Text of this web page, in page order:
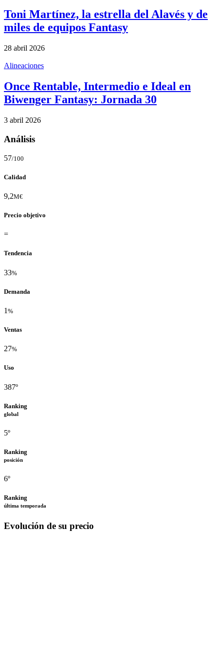
Toni Martínez, la estrella del Alavés y de
miles de equipos Fantasy
28 abril 2026
Alineaciones
Once Rentable, Intermedio e Ideal en
Biwenger Fantasy: Jornada 30
3 abril 2026
Análisis
57/100
Calidad
9,2M€
Precio objetivo
=
Tendencia
33%
Demanda
1 %
Ventas
27%
Uso
387º
Ranking
global
5º
Ranking
posición
6º
Ranking
última temporada
Evolución de su precio